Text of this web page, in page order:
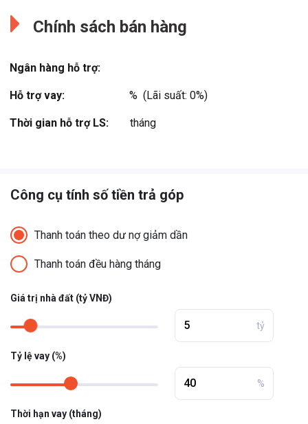
Chính sách bán hàng
Ngân hàng hỗ trợ:
Hỗ trợ vay: %  (Lãi suất: 0%)
Thời gian hỗ trợ LS: tháng
Công cụ tính số tiền trả góp
Thanh toán theo dư nợ giảm dần
Thanh toán đều hàng tháng
Giá trị nhà đất (tỷ VNĐ)
tỷ
Tỷ lệ vay (%)
%
Thời hạn vay (tháng)